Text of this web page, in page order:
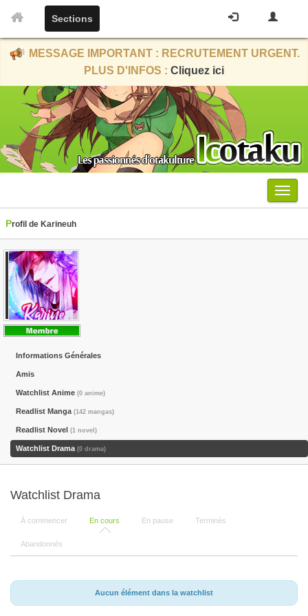
Sections
MESSAGE IMPORTANT : RECRUTEMENT URGENT.
PLUS D'INFOS : Cliquez ici
Menu
Profil de Karineuh
Informations Générales
Amis
Watchlist Anime (0 anime)
Readlist Manga (142 mangas)
Readlist Novel (1 novel)
Watchlist Drama (0 drama)
Watchlist Drama
À commencer En cours En pause Terminés
Abandonnés
Aucun élément dans la watchlist